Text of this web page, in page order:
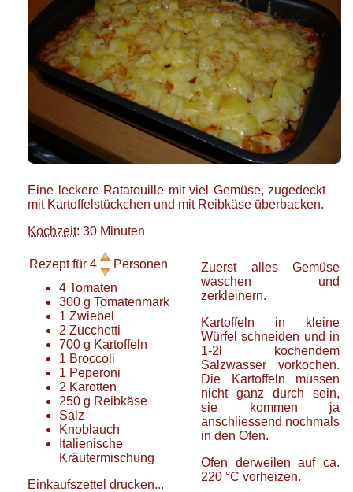
Eine leckere Ratatouille mit viel Gemüse, zugedeckt
mit Kartoffelstückchen und mit Reibkäse überbacken.
Kochzeit: 30 Minuten
Rezept für 4
Personen
4 Tomaten
300 g Tomatenmark
1 Zwiebel
2 Zucchetti
700 g Kartoffeln
1 Broccoli
1 Peperoni
2 Karotten
250 g Reibkäse
Salz
Knoblauch
Italienische
Kräutermischung
Einkaufszettel drucken...
Zuerst alles Gemüse
waschen und
zerkleinern.
Kartoffeln in kleine
Würfel schneiden und in
1-2l kochendem
Salzwasser vorkochen.
Die Kartoffeln müssen
nicht ganz durch sein,
sie kommen ja
anschliessend nochmals
in den Ofen.
Ofen derweilen auf ca.
220 °C vorheizen.